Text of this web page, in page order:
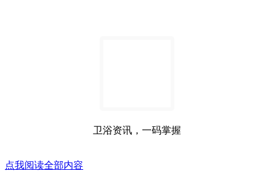
卫浴资讯，一码掌握
点我阅读全部内容